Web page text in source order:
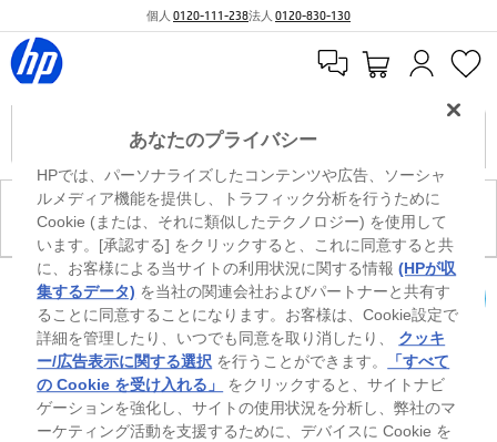
個人 0120-111-238法人 0120-830-130
現在、このカテゴリには商品がありません。
カートを確認
※ Windowsのすべてのエディションまたはバージョンで、すべての機能を使用でき
るわけではありません。Windowsの機能を最大限に活用するには、システムのハ
ードウェア、ドライバー、ソフトウェアのアップグレードおよび/または別途購
入、あるいはBIOSのアップデートが必要になる場合があります。Windowsは自動
的にアップデートされ、有効になります。高速インターネットとMicrosoftアカウ
ントが必要になります。ISPの料金が適用され、今後アップデートの際に要件が追
加される場合があります。http://www.windows.com 外部リンクアイコンをご覧く
ださい。
あなたのプライバシー
HPでは、パーソナライズしたコンテンツや広告、ソーシャ
ルメディア機能を提供し、トラフィック分析を行うために
Cookie (または、それに類似したテクノロジー) を使用して
います。[承認する] をクリックすると、これに同意すると共
に、お客様による当サイトの利用状況に関する情報(HPが収
集するデータ) を当社の関連会社およびパートナーと共有す
ることに同意することになります。お客様は、Cookie設定で
詳細を管理したり、いつでも同意を取り消したり、 クッキ
ー/広告表示に関する選択 を行うことができます。
「すべて
の Cookie を受け入れる」
をクリックすると、サイトナビ
ゲーションを強化し、サイトの使用状況を分析し、弊社のマ
ーケティング活動を支援するために、デバイスに Cookie を